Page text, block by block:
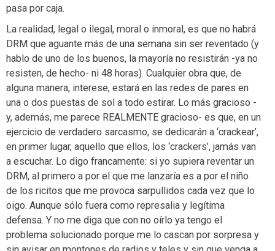
pasa por caja.
La realidad, legal o ilegal, moral o inmoral, es que no habrá
DRM que aguante más de una semana sin ser reventado (y
hablo de uno de los buenos, la mayoría no resistirán -ya no
resisten, de hecho- ni 48 horas). Cualquier obra que, de
alguna manera, interese, estará en las redes de pares en
una o dos puestas de sol a todo estirar. Lo más gracioso -
y, además, me parece REALMENTE gracioso- es que, en un
ejercicio de verdadero sarcasmo, se dedicarán a ‘crackear’,
en primer lugar, aquello que ellos, los ‘crackers’, jamás van
a escuchar. Lo digo francamente: si yo supiera reventar un
DRM, al primero a por el que me lanzaría es a por el niño
de los ricitos que me provoca sarpullidos cada vez que lo
oigo. Aunque sólo fuera como represalia y legítima
defensa. Y no me diga que con no oírlo ya tengo el
problema solucionado porque me lo cascan por sorpresa y